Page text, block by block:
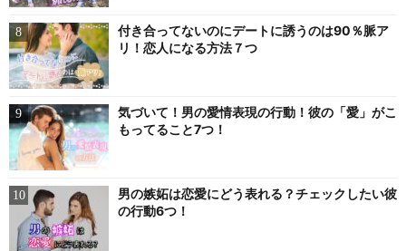
付き合ってないのにデートに誘うのは90％脈ア
リ！恋人になる方法７つ
気づいて！男の愛情表現の行動！彼の「愛」がこ
もってること7つ！
男の嫉妬は恋愛にどう表れる？チェックしたい彼
の行動6つ！